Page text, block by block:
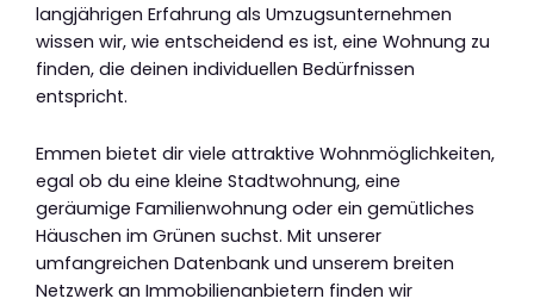
langjährigen Erfahrung als Umzugsunternehmen
wissen wir, wie entscheidend es ist, eine Wohnung zu
finden, die deinen individuellen Bedürfnissen
entspricht.
Emmen bietet dir viele attraktive Wohnmöglichkeiten,
egal ob du eine kleine Stadtwohnung, eine
geräumige Familienwohnung oder ein gemütliches
Häuschen im Grünen suchst. Mit unserer
umfangreichen Datenbank und unserem breiten
Netzwerk an Immobilienanbietern finden wir